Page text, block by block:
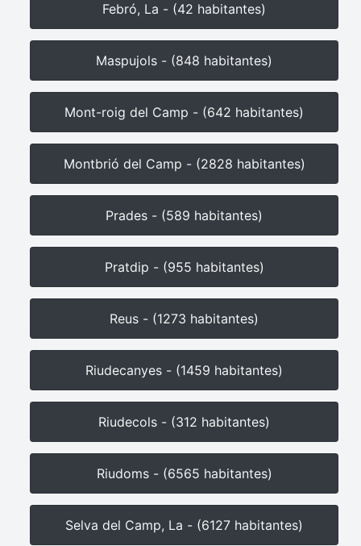
Febró, La - (42 habitantes)
Maspujols - (848 habitantes)
Mont-roig del Camp - (642 habitantes)
Montbrió del Camp - (2828 habitantes)
Prades - (589 habitantes)
Pratdip - (955 habitantes)
Reus - (1273 habitantes)
Riudecanyes - (1459 habitantes)
Riudecols - (312 habitantes)
Riudoms - (6565 habitantes)
Selva del Camp, La - (6127 habitantes)